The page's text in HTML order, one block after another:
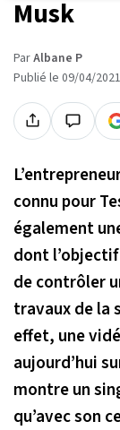
Musk
ParAlbane P
Publié le 09/04/
connu pour
également
dont
de contrôler
travaux de la
effet, une
aujourd’hui
montre un
qu’avec son